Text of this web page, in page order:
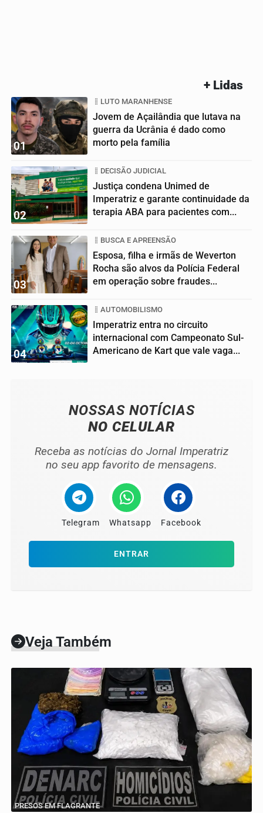
+ Lidas
01
LUTO MARANHENSE
Jovem de Açailândia que lutava na
guerra da Ucrânia é dado como
morto pela família
02
DECISÃO JUDICIAL
Justiça condena Unimed de
Imperatriz e garante continuidade da
terapia ABA para pacientes com...
03
BUSCA E APREENSÃO
Esposa, filha e irmãs de Weverton
Rocha são alvos da Polícia Federal
em operação sobre fraudes...
04
AUTOMOBILISMO
Imperatriz entra no circuito
internacional com Campeonato Sul-
Americano de Kart que vale vaga...
NOSSAS NOTÍCIAS
NO CELULAR
Receba as notícias do Jornal Imperatriz
no seu app favorito de mensagens.
Telegram Whatsapp Facebook
ENTRAR
Veja Também
PRESOS EM FLAGRANTE